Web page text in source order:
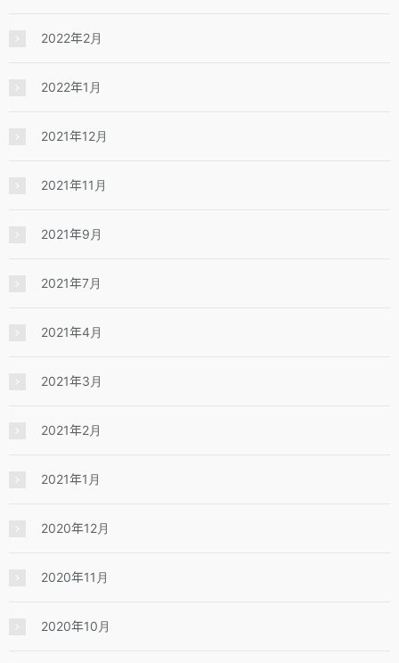
2022年2月
2022年1月
2021年12月
2021年11月
2021年9月
2021年7月
2021年4月
2021年3月
2021年2月
2021年1月
2020年12月
2020年11月
2020年10月